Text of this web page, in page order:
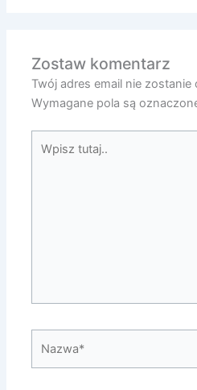
Zostaw komentarz
Twój adres email nie zostanie
Wymagane pola są
tutaj..